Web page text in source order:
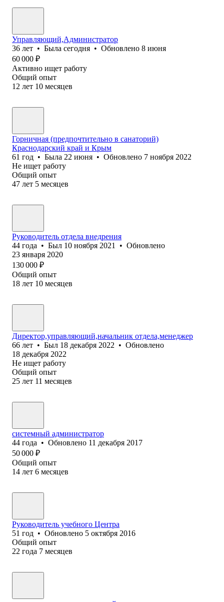
Управляющий,Администратор
36 лет • Была сегодня • Обновлено 8 июня
60 000 ₽
Активно ищет работу
Общий опыт
12 лет 10 месяцев
Горничная (предпочтительно в санаторий)
Краснодарский край и Крым
61 год • Была 22 июня • Обновлено 7 ноября 2022
Не ищет работу
Общий опыт
47 лет 5 месяцев
Руководитель отдела внедрения
44 года • Был 10 ноября 2021 • Обновлено
23 января 2020
130 000 ₽
Общий опыт
18 лет 10 месяцев
Директор,управляющий,начальник отдела,менеджер
66 лет • Был 18 декабря 2022 • Обновлено
18 декабря 2022
Не ищет работу
Общий опыт
25 лет 11 месяцев
системный администратор
44 года • Обновлено 11 декабря 2017
50 000 ₽
Общий опыт
14 лет 6 месяцев
Руководитель учебного Центра
51 год • Обновлено 5 октября 2016
Общий опыт
22 года 7 месяцев